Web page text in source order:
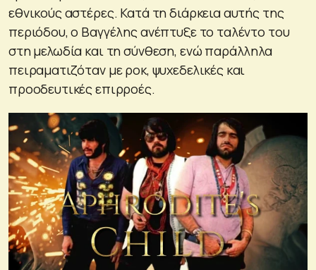
εθνικούς αστέρες. Κατά τη διάρκεια αυτής της
περιόδου, ο Βαγγέλης ανέπτυξε το ταλέντο του
στη μελωδία και τη σύνθεση, ενώ παράλληλα
πειραματιζόταν με ροκ, ψυχεδελικές και
προοδευτικές επιρροές.